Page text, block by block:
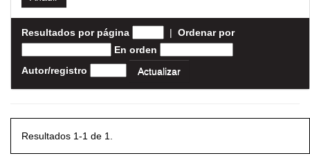
Resultados por página | Ordenar por
En orden
Autor/registro
Resultados 1-1 de 1.